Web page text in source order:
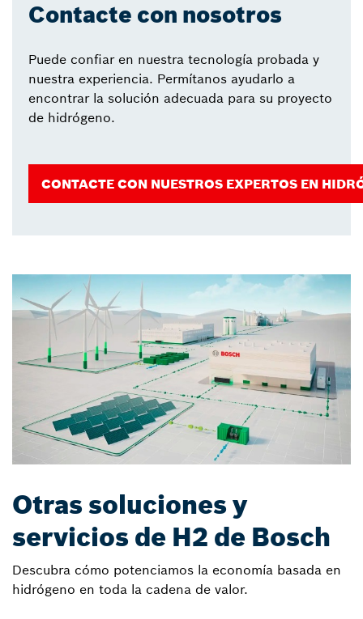
Contacte con nosotros
Puede confiar en nuestra tecnología probada y
nuestra experiencia. Permítanos ayudarlo a
encontrar la solución adecuada para su proyecto
de hidrógeno.
CONTACTE CON NUESTROS EXPERTOS EN
Otras soluciones y
servicios de H2 de Bosch
Descubra cómo potenciamos la economía basada en
hidrógeno en toda la cadena de valor.